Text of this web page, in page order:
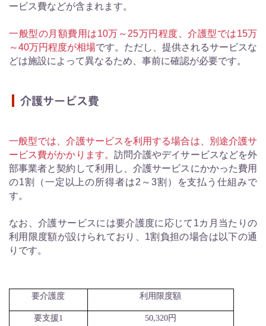
ービス費などが含まれます。
一般型の月額費用は10万～25万円程度、介護型では15万
～40万円程度が相場です。ただし、提供されるサービスな
どは施設によって異なるため、事前に確認が必要です。
介護サービス費
一般型では、介護サービスを利用する場合は、別途介護サ
ービス費がかかります。 訪問介護やデイサービスなどを外
部事業者と契約して利用し、介護サービスにかかった費用
の1割（一定以上の所得者は2～3割）を支払う仕組みで
す。
なお、介護サービスには要介護度に応じて1カ月当たりの
利用限度額が設けられており、1割負担の場合は以下の通
りです。
要介護度 利用限度額
要支援1 50,320円